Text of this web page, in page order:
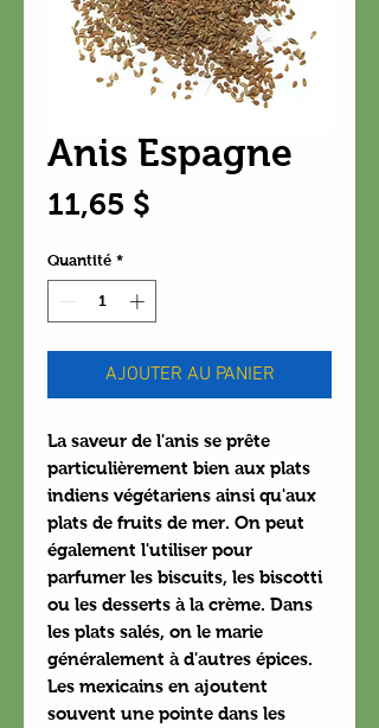
Anis Espagne
11,65 $
Quantité *
AJOUTER AU PANIER
La saveur de l'anis se prête
particulièrement bien aux plats
indiens végétariens ainsi qu'aux
plats de fruits de mer. On peut
également l'utiliser pour
parfumer les biscuits, les biscotti
ou les desserts à la crème. Dans
les plats salés, on le marie
généralement à d'autres épices.
Les mexicains en ajoutent
souvent une pointe dans les